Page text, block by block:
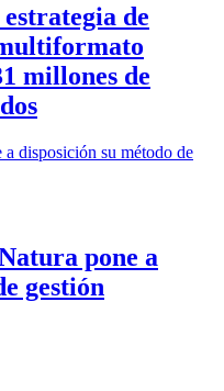
estrategia de
millones de
pone a
gestión